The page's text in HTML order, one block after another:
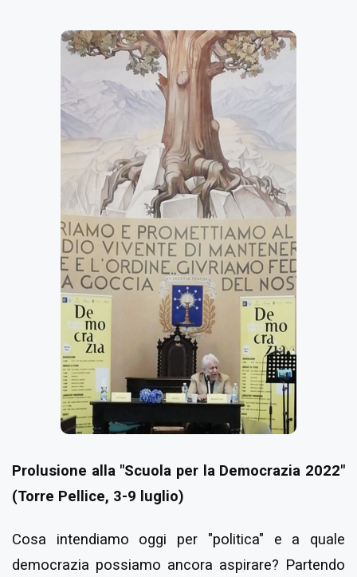
Prolusione alla "Scuola per la Democrazia 2022"
(Torre Pellice, 3-9 luglio)
Cosa intendiamo oggi per "politica" e a quale
democrazia possiamo ancora aspirare? Partendo